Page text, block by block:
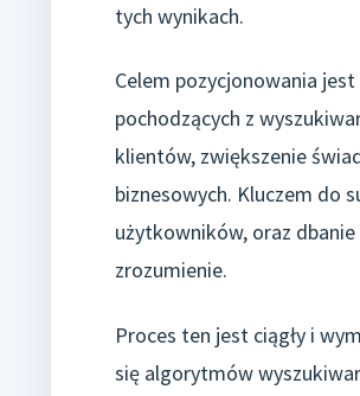
tych wynikach.
Celem pozycjonowania
pochodzących z
klientów, zwiększenie
biznesowych. Kluczem do
użytkowników, oraz
zrozumienie.
Proces ten jest ciągły i
się algorytmów